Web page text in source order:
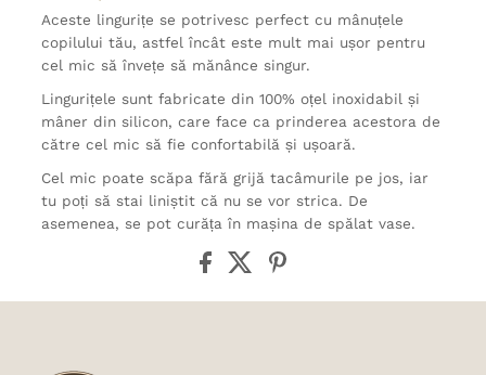
Aceste lingurițe se potrivesc perfect cu mânuțele
copilului tău, astfel încât este mult mai ușor pentru
cel mic să învețe să mănânce singur.
Lingurițele sunt fabricate din 100% oțel inoxidabil și
mâner din silicon, care face ca prinderea acestora de
către cel mic să fie confortabilă și ușoară.
Cel mic poate scăpa fără grijă tacâmurile pe jos, iar
tu poți să stai liniștit că nu se vor strica. De
asemenea, se pot curăța în mașina de spălat vase.